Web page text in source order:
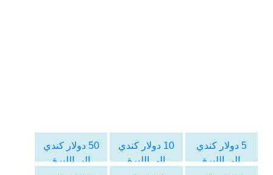
5 دولار كندي
الى الليرة
10 دولار كندي
الى الليرة
50 دولار كندي
الى الليرة